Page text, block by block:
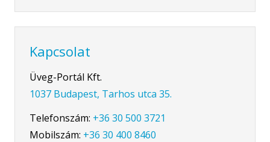
Kapcsolat
Üveg-Portál Kft.
1037 Budapest, Tarhos utca 35.
Telefonszám: +36 30 500 3721
Mobilszám: +36 30 400 8460